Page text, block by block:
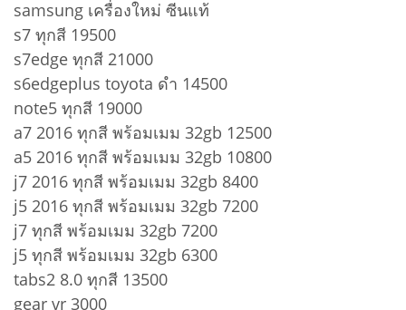
samsung เครื่องใหม่ ซีนแท้
s7 ทุกสี 19500
s7edge ทุกสี 21000
s6edgeplus toyota ดำ 14500
note5 ทุกสี 19000
a7 2016 ทุกสี พร้อมเมม 32gb 12500
a5 2016 ทุกสี พร้อมเมม 32gb 10800
j7 2016 ทุกสี พร้อมเมม 32gb 8400
j5 2016 ทุกสี พร้อมเมม 32gb 7200
j7 ทุกสี พร้อมเมม 32gb 7200
j5 ทุกสี พร้อมเมม 32gb 6300
tabs2 8.0 ทุกสี 13500
gear vr 3000